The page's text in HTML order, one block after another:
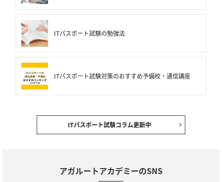
ITパスポート試験の勉強法
ITパスポート試験対策のおすすめ予備校・通信講座
ITパスポート試験コラム更新中
アガルートアカデミーのSNS